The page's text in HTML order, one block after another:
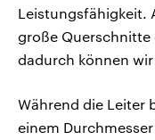
Leistungsfähigkeit.
große
dadurch können
Während die Leiter
einem